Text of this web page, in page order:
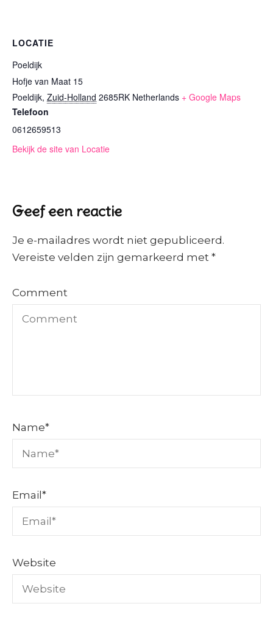
LOCATIE
Poeldijk
Hofje van Maat 15
Poeldijk, Zuid-Holland 2685RK Netherlands + Google Maps
Telefoon
0612659513
Bekijk de site van Locatie
Geef een reactie
Je e-mailadres wordt niet gepubliceerd.
Vereiste velden zijn gemarkeerd met *
Comment
Name*
Email*
Website